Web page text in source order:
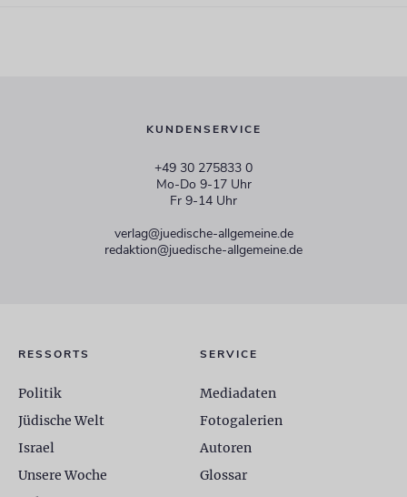
KUNDENSERVICE
+49 30 275833 0
Mo-Do 9-17 Uhr
Fr 9-14 Uhr
verlag@juedische-allgemeine.de
redaktion@juedische-allgemeine.de
RESSORTS
Politik
Jüdische Welt
Israel
Unsere Woche
SERVICE
Mediadaten
Fotogalerien
Autoren
Glossar